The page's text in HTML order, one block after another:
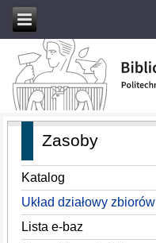
Zasoby
Katalog
Układ działowy zbiorów
Lista e-baz